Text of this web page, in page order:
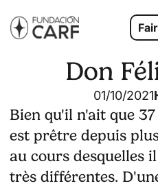
Don
01/10/2021
Bien qu'il n'ait que
est prêtre depuis
au cours desquelles
très différentes.